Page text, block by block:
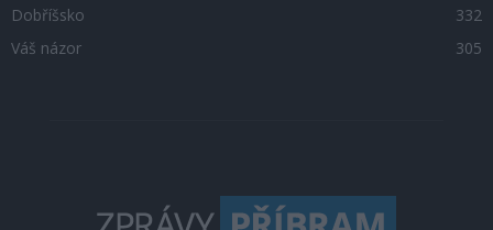
Dobříšsko
332
Váš názor
305